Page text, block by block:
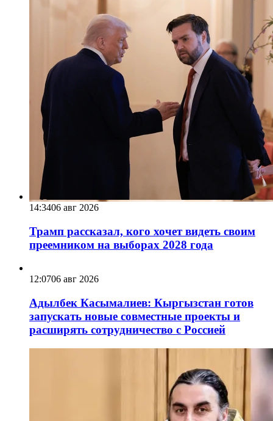
14:3406 авг 2026
Трамп рассказал, кого хочет видеть своим
преемником на выборах 2028 года
12:0706 авг 2026
Адылбек Касымалиев: Кыргызстан готов
запускать новые совместные проекты и
расширять сотрудничество с Россией